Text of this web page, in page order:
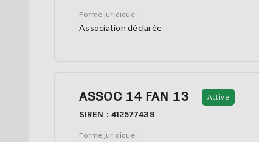
Forme juridique :
Association déclarée
ASSOC 14 FAN 13 Active
SIREN : 412577439
Forme juridique :